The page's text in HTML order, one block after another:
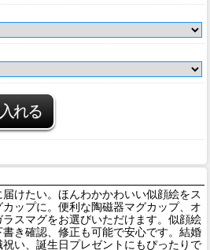
届けたい。ほんわかかわいい似顔絵をス
カップに。便利な陶磁器マグカップ、オ
ラスマグをお選びいただけます。似顔絵
書き確認、修正も可能で安心です。結婚
祝い、誕生日プレゼントにもぴったりで